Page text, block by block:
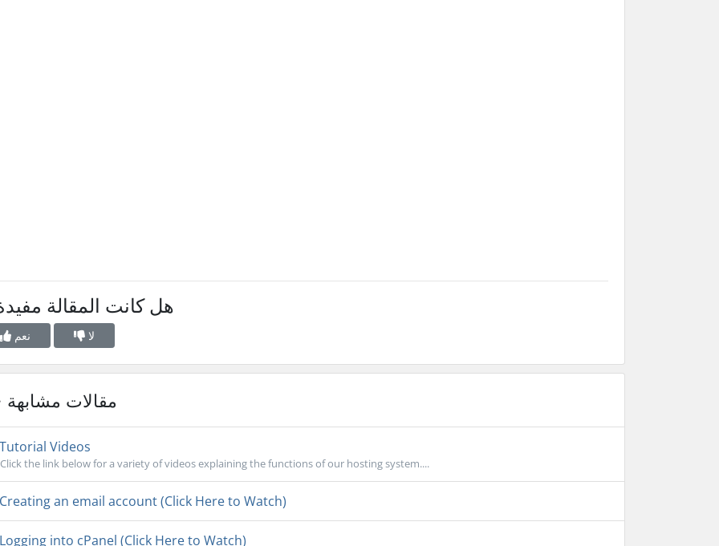
هل كانت المقالة
نعم لا
مقالات مشابهة
Videos
Click the link below for a variety of videos explaining the functions of our hosting system....
an email account (Click Here to Watch)
into cPanel (Click Here to Watch)